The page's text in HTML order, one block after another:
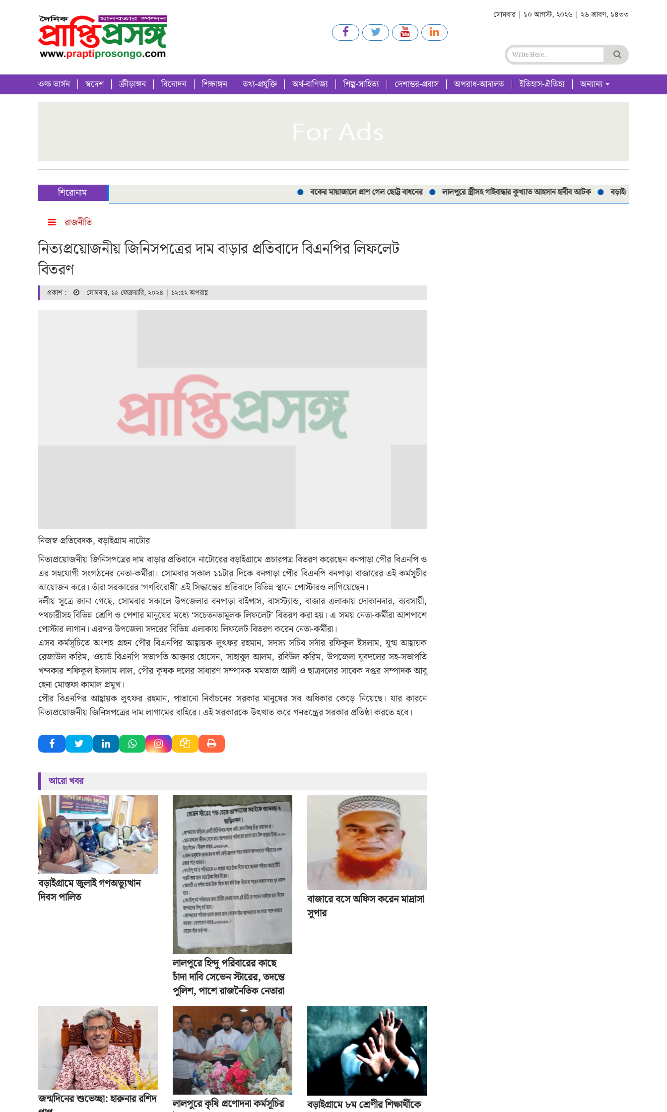
সোমবার | ১০ আগস্ট, ২০২৬ | ২৬ শ্রাবণ, ১৪৩৩
ওল্ড ভার্সন স্বদেশ ক্রীড়াঙ্গন বিনোদন শিক্ষাঙ্গন তথ্য-প্রযুক্তি অর্থ-বাণিজ্য শিল্প-সাহিত্য দেশান্তর-প্রবাস অপরাধ-আদালত ইতিহাস-ঐতিহ্য অন্যান্য
শিরোনাম বকের মায়াজালে প্রাণ গেল ছোট্ট বাধনের লালপুরে স্ত্রীসহ গাইবান্ধার কুখ্যাত আহসান হাবীব আটক বড়াইগ্রামে ২৭২ পিস
রাজনীতি
নিত্যপ্রয়োজনীয় জিনিসপত্রের দাম বাড়ার প্রতিবাদে বিএনপির লিফলেট
বিতরণ
প্রকাশ : সোমবার, ১৯ ফেব্রুয়ারি, ২০২৪ | ১২:৫২ অপরাহ্ণ
নিজস্ব প্রতিবেদক, বড়াইগ্রাম নাটোর
নিত্যপ্রয়োজনীয় জিনিসপত্রের দাম বাড়ার প্রতিবাদে নাটোরের বড়াইগ্রামে প্রচারপত্র বিতরণ করেছেন বনপাড়া পৌর বিএনপি ও
এর সহযোগী সংগঠনের নেতা-কর্মীরা। সোমবার সকাল ১১টার দিকে বনপাড়া পৌর বিএনপি বনপাড়া বাজারের এই কর্মসূচীর
আয়োজন করে। তাঁরা সরকারের ‘গণবিরোধী’ এই সিদ্ধান্তের প্রতিবাদে বিভিন্ন স্থানে পোস্টারও লাগিয়েছেন।
দলীয় সূত্রে জানা গেছে, সোমবার সকালে উপজেলার বনপাড়া বাইপাস, বাসস্ট্যান্ড, বাজার এলাকায় দোকানদার, ব্যবসায়ী,
পথচারীসহ বিভিন্ন শ্রেণি ও পেশার মানুষের মধ্যে ‘সচেতনতামূলক লিফলেট’ বিতরণ করা হয়। এ সময় নেতা-কর্মীরা আশপাশে
পোস্টার লাগান। এরপর উপজেলা সদরের বিভিন্ন এলাকায় লিফলেট বিতরণ করেন নেতা-কর্মীরা।
এসব কর্মসূচিতে অংশহ গ্রহন পৌর বিএনপির আহ্বায়ক লুৎফর রহমান, সদস্য সচিব সর্দার রফিকুল ইসলাম, যুগ্ম আহ্বায়ক
রেজাউল করিম, ওয়ার্ড বিএনপি সভাপতি আক্তার হোসেন, সাহাবুল আলম, রবিউল করিম, উপজেলা যুবদলের সহ-সভাপতি
খন্দকার শফিকুল ইসলাম লাল, পৌর কৃষক দলের সাধারণ সম্পাদক মমতাজ আলী ও ছাত্রদলের সাবেক দপ্তর সম্পাদক আবু
হেনা মোস্তফা কামাল প্রমুখ।
পৌর বিএনপির আহ্বায়ক লুৎফর রহমান, পাতানো নির্বাচনের সরকার মানুষের সব অধিকার কেড়ে নিয়েছে। যার কারনে
নিত্যপ্রয়োজনীয় জিনিসপত্রের দাম লাগামের বাহিরে। এই সরকারকে উৎখাত করে গনতন্ত্রের সরকার প্রতিষ্ঠা করতে হবে।
আরো খবর
বড়াইগ্রামে জুলাই গণঅভ্যুত্থান
দিবস পালিত
লালপুরে হিন্দু পরিবারের কাছে
চাঁদা দাবি সেভেন স্টারের, তদন্তে
পুলিশ, পাশে রাজনৈতিক নেতারা
বাজারে বসে অফিস করেন মাদ্রাসা
সুপার
জন্মদিনের শুভেচ্ছা: হারুনার রশিদ
লালপুরে কৃষি প্রণোদনা কর্মসূচির
বড়াইগ্রামে ৮ম শ্রেণীর শিক্ষার্থীকে